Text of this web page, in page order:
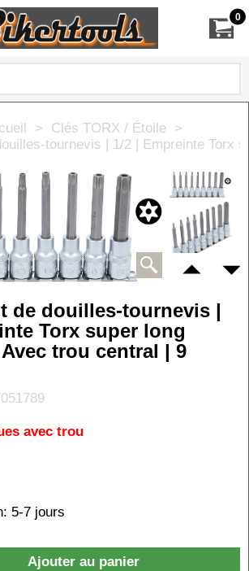
0
> Clés TORX / Étoile >
tournevis | 1/2 | Empreinte Torx
de douilles-tournevis |
Torx super long
trou central | 9
avec trou
5-7 jours
Ajouter au panier